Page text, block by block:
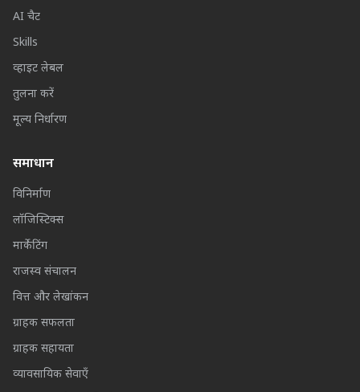
AI चैट
Skills
व्हाइट लेबल
तुलना करें
मूल्य निर्धारण
समाधान
विनिर्माण
लॉजिस्टिक्स
मार्केटिंग
राजस्व संचालन
वित्त और लेखांकन
ग्राहक सफलता
ग्राहक सहायता
व्यावसायिक सेवाएँ